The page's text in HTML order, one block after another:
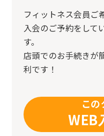
フィットネス会員ご
入会のご予約をして
す。
店頭でのお手続きが
利です！
この
WEB